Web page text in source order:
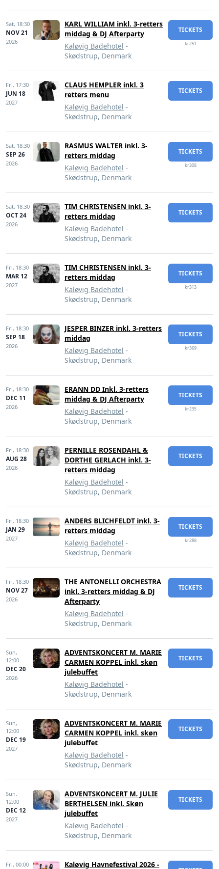
Sat, 18:30
NOV 21
2026
KARL WILLIAM inkl. 3-retters
middag & DJ Afterparty
Kaløvig Badehotel -
Skødstrup, Denmark
TICKETS
kr251
Fri, 17:30
JUN 18
2027
CLAUS HEMPLER inkl. 3
retters menu
Kaløvig Badehotel -
Skødstrup, Denmark
TICKETS
Sat, 18:30
SEP 26
2026
RASMUS WALTER inkl. 3-
retters middag
Kaløvig Badehotel -
Skødstrup, Denmark
TICKETS
kr308
Sat, 18:30
OCT 24
2026
TIM CHRISTENSEN inkl. 3-
retters middag
Kaløvig Badehotel -
Skødstrup, Denmark
TICKETS
Fri, 18:30
MAR 12
2027
TIM CHRISTENSEN inkl. 3-
retters middag
Kaløvig Badehotel -
Skødstrup, Denmark
TICKETS
kr313
Fri, 18:30
SEP 18
2026
JESPER BINZER inkl. 3-retters
middag
Kaløvig Badehotel -
Skødstrup, Denmark
TICKETS
kr369
Fri, 18:30
DEC 11
2026
ERANN DD Inkl. 3-retters
middag & DJ Afterparty
Kaløvig Badehotel -
Skødstrup, Denmark
TICKETS
kr235
Fri, 18:30
AUG 28
2026
PERNILLE ROSENDAHL &
DORTHE GERLACH inkl. 3-
retters middag
Kaløvig Badehotel -
Skødstrup, Denmark
TICKETS
Fri, 18:30
JAN 29
2027
ANDERS BLICHFELDT inkl. 3-
retters middag
Kaløvig Badehotel -
Skødstrup, Denmark
TICKETS
kr288
Fri, 18:30
NOV 27
2026
THE ANTONELLI ORCHESTRA
inkl. 3-retters middag & DJ
Afterparty
Kaløvig Badehotel -
Skødstrup, Denmark
TICKETS
Sun,
12:00
DEC 20
2026
ADVENTSKONCERT M. MARIE
CARMEN KOPPEL inkl. skøn
julebuffet
Kaløvig Badehotel -
Skødstrup, Denmark
TICKETS
Sun,
12:00
DEC 19
2027
ADVENTSKONCERT M. MARIE
CARMEN KOPPEL inkl. skøn
julebuffet
Kaløvig Badehotel -
Skødstrup, Denmark
TICKETS
Sun,
12:00
DEC 12
2027
ADVENTSKONCERT M. JULIE
BERTHELSEN inkl. Skøn
julebuffet
Kaløvig Badehotel -
Skødstrup, Denmark
TICKETS
Fri, 00:00 Kaløvig Havnefestival 2026 -